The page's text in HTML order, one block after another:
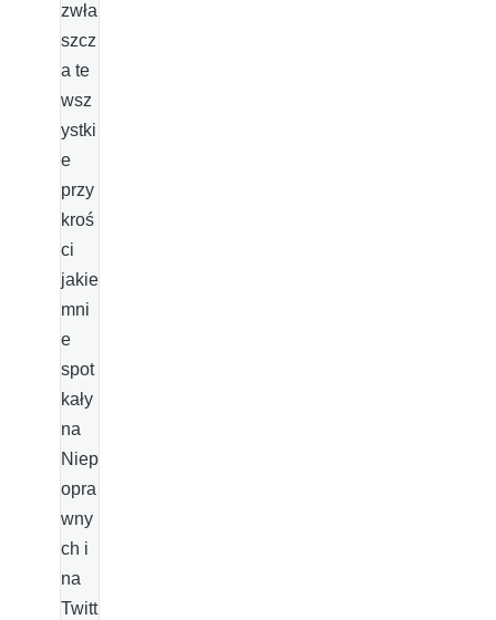
zwła
szcz
a te
wsz
ystki
e
przy
kroś
ci
jakie
mni
e
spot
kały
na
Niep
opra
wny
ch i
na
Twitt